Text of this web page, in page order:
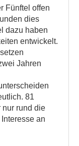
Fünftel offen
dies
dazu haben
entwickelt.
Jahren
81
nur rund die
an